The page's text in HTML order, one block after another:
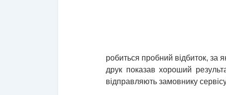
робиться пробний відбиток, за
друк показав хороший
відправляють замовнику